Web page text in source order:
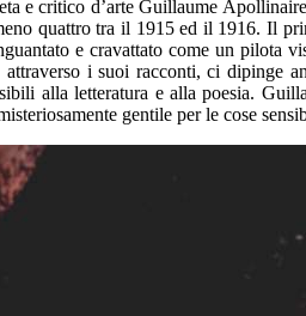
e critico d’arte Guillaume
quattro tra il 1915 ed il 1916. Il
e cravattato come un pilota
attraverso i suoi racconti, ci
alla letteratura e alla poesia.
gentile per le cose